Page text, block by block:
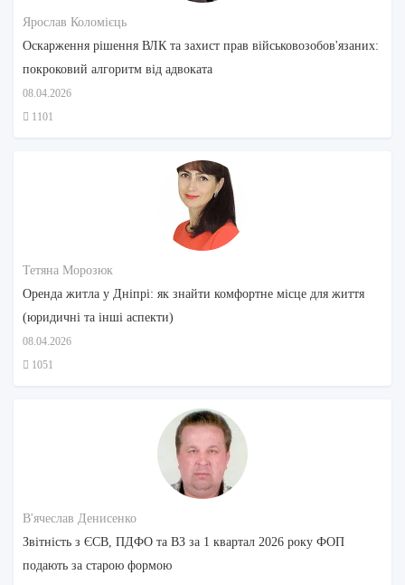
Ярослав Коломієць
Оскарження рішення ВЛК та захист прав військовозобов'язаних:
покроковий алгоритм від адвоката
08.04.2026
1101
Тетяна Морозюк
Оренда житла у Дніпрі: як знайти комфортне місце для життя
(юридичні та інші аспекти)
08.04.2026
1051
В'ячеслав Денисенко
Звітність з ЄСВ, ПДФО та ВЗ за 1 квартал 2026 року ФОП
подають за старою формою